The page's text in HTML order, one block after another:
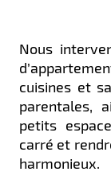
Nous
cuisines et
parentales,
petits
carré et
harmonieux.